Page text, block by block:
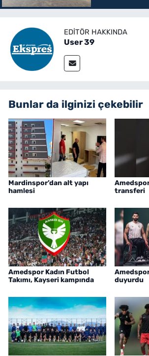
EDITÖR HAKKINDA
User 39
Bunlar da ilginizi çekebilir
Mardinspor’dan alt yapı
hamlesi
transferi
Amedspor Kadın Futbol
Takımı, Kayseri kampında
duyurdu